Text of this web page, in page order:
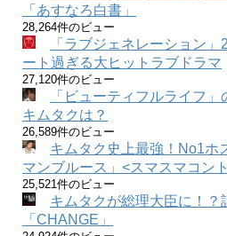
「あすなろ白書」
28,264件のビュー
「ラブジェネレーション
ート過ぎる大ヒットラブドラマ
27,120件のビュー
「ビューティフルライフ
キムタクは？
26,589件のビュー
キムタク史上最強！No1ホ
マンブルース」<スマスマコン
25,521件のビュー
キムタクが総理大臣に！？
「CHANGE」